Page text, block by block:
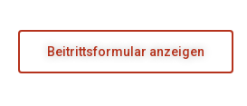
Beitrittsformular anzeigen